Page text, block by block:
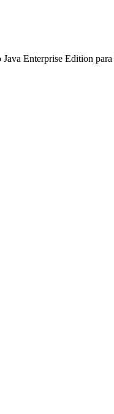
Enterprise Edition